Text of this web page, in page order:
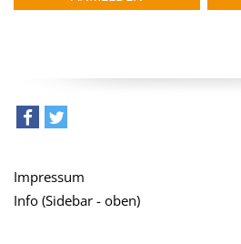
Impressum
Info (Sidebar - oben)